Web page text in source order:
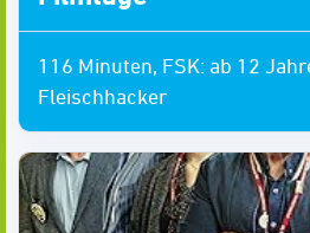
116 Minuten, FSK: ab 12
Fleischhacker